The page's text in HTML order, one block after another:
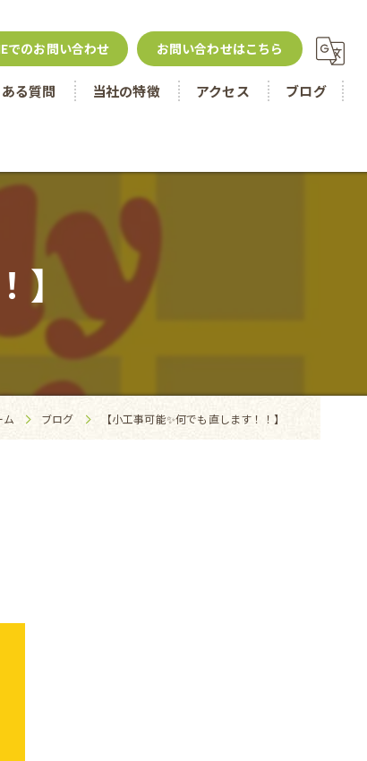
でのお問い合わせ お問い合わせはこちら
る質問 当社の特徴
戸建て
住宅ローン控除
内装工事
アクセス ブログ
】
ム ブログ 【小工事可能✨何でも直します！！】